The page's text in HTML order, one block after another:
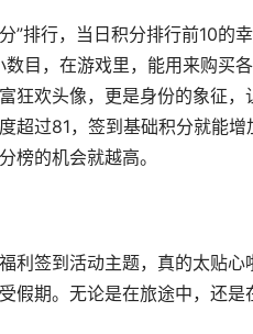
行，当日积分排行前10的
目，在游戏里，能用来购买
狂欢头像，更是身份的象征
超过81，签到基础积分就能
榜的机会就越高。
签到活动主题，真的太贴心
假期。无论是在旅途中，还是